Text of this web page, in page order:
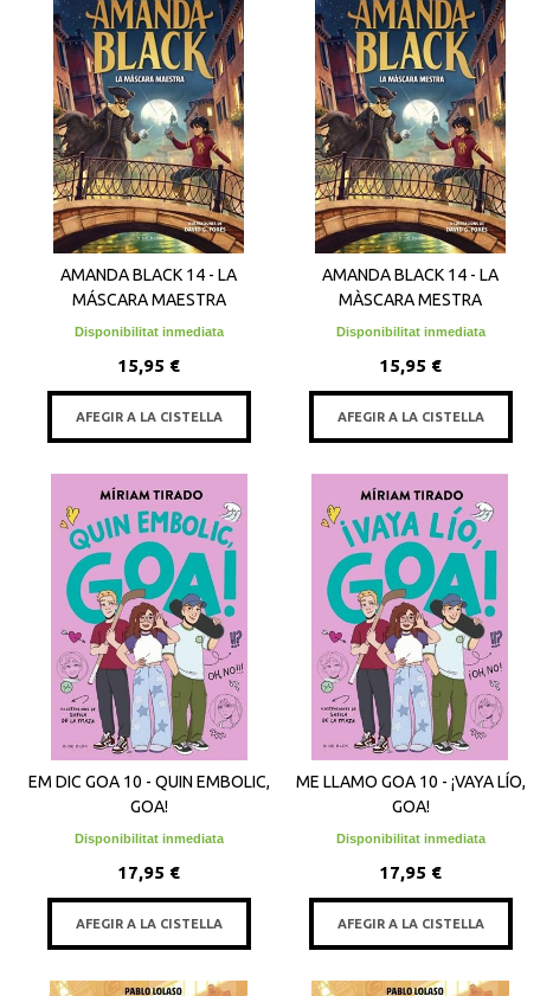
AMANDA BLACK 14 - LA
MÁSCARA MAESTRA
Disponibilitat inmediata
15,95 €
AFEGIR A LA CISTELLA
AMANDA BLACK 14 - LA
MÀSCARA MESTRA
Disponibilitat inmediata
15,95 €
AFEGIR A LA CISTELLA
EM DIC GOA 10 - QUIN EMBOLIC,
GOA!
Disponibilitat inmediata
17,95 €
AFEGIR A LA CISTELLA
ME LLAMO GOA 10 - ¡VAYA LÍO,
GOA!
Disponibilitat inmediata
17,95 €
AFEGIR A LA CISTELLA